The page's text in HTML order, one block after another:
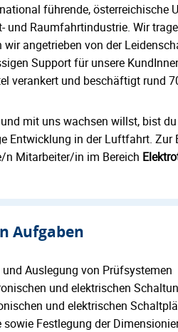
führende, österreichische
und Raumfahrtindustrie. Wir
wir angetrieben von der
Support für unsere
verankert und beschäftigt rund
mit uns wachsen willst, bist
Entwicklung in der Luftfahrt. Zur
n Mitarbeiter/in im Bereich
Aufgaben
Auslegung von Prüfsystemen
und elektrischen
und elektrischen
Festlegung der